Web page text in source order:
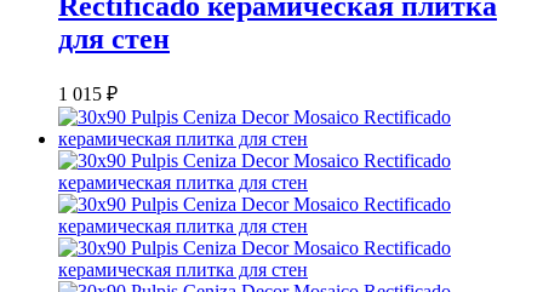
Rectificado керамическая плитка
для стен
1 015 ₽